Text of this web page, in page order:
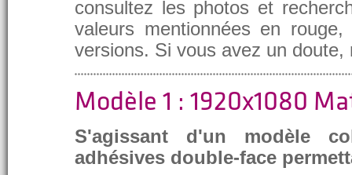
consultez les photos et
valeurs mentionnées en
versions. Si vous avez un
Modèle 1 : 1920x1080
S'agissant d'un modèle
adhésives double-face